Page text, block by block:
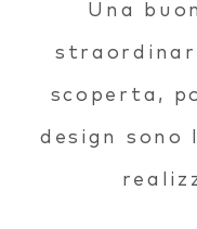
Una
scoperta,
design sono